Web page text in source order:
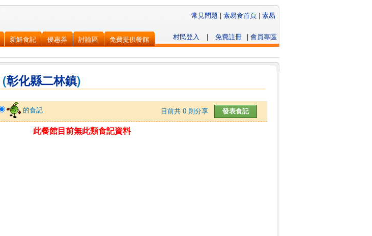
新鮮食記 優惠券 討論區 免費提供餐館 | 會員專區
免費註冊
|
村民登入
常見問題 | 素易食首頁 | 素易
(彰化縣二林鎮)
目前共 0 則分享
的食記
此餐館目前無此類食記資料